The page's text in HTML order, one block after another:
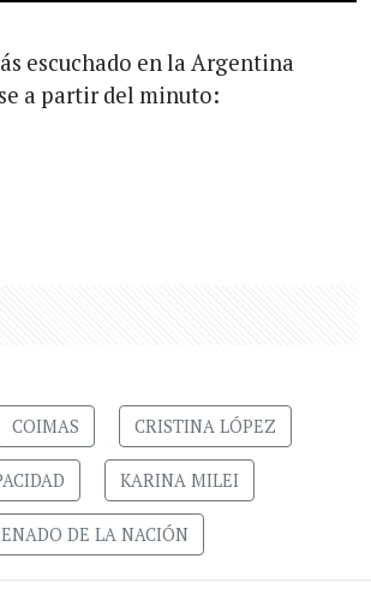
escuchado en la Argentina
a partir del minuto:
COIMAS CRISTINA LÓPEZ
KARINA MILEI
DE LA NACIÓN